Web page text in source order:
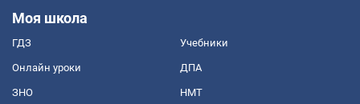
Моя школа
ГДЗ Учебники
Онлайн уроки ДПА
ЗНО НМТ